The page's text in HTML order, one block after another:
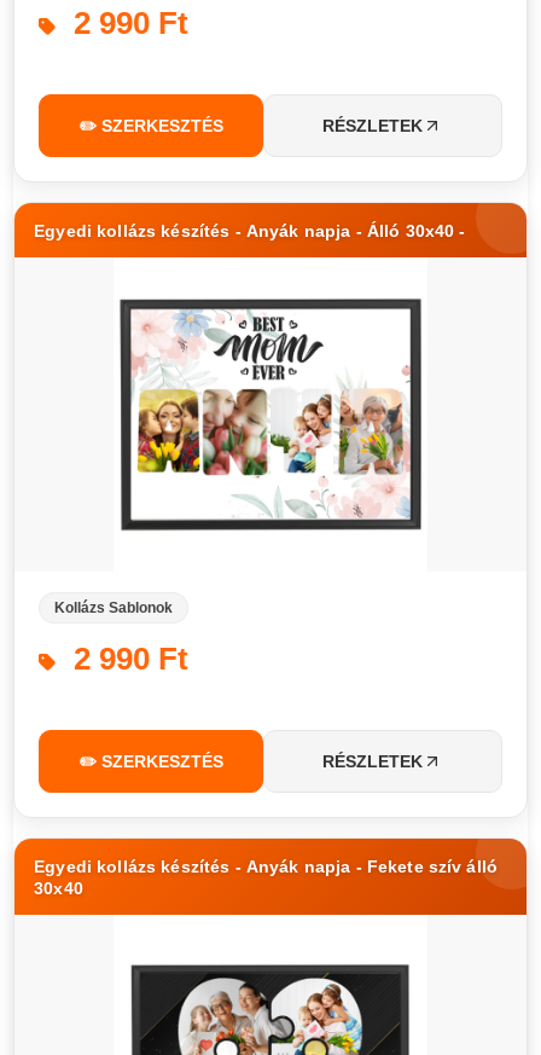
2 990 Ft
✏️ SZERKESZTÉS RÉSZLETEK
Egyedi kollázs készítés - Anyák napja - Álló 30x40 -
Kollázs Sablonok
2 990 Ft
✏️ SZERKESZTÉS RÉSZLETEK
Egyedi kollázs készítés - Anyák napja - Fekete szív álló
30x40